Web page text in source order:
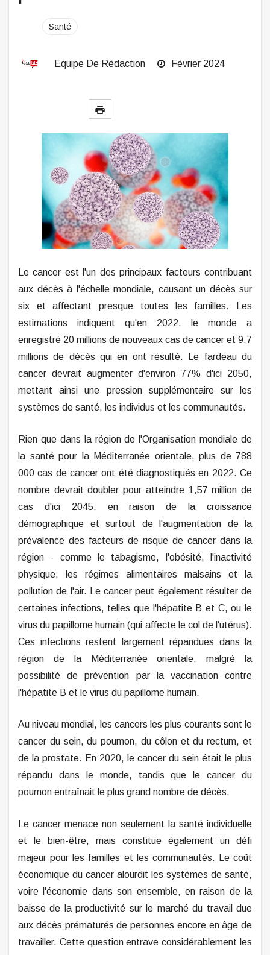
Santé
Equipe De Rédaction Février 2024
Le cancer est l'un des principaux facteurs contribuant
aux décès à l'échelle mondiale, causant un décès sur
six et affectant presque toutes les familles. Les
estimations indiquent qu'en 2022, le monde a
enregistré 20 millions de nouveaux cas de cancer et 9,7
millions de décès qui en ont résulté. Le fardeau du
cancer devrait augmenter d'environ 77% d'ici 2050,
mettant ainsi une pression supplémentaire sur les
systèmes de santé, les individus et les communautés.
Rien que dans la région de l'Organisation mondiale de
la santé pour la Méditerranée orientale, plus de 788
000 cas de cancer ont été diagnostiqués en 2022. Ce
nombre devrait doubler pour atteindre 1,57 million de
cas d'ici 2045, en raison de la croissance
démographique et surtout de l'augmentation de la
prévalence des facteurs de risque de cancer dans la
région - comme le tabagisme, l'obésité, l'inactivité
physique, les régimes alimentaires malsains et la
pollution de l'air. Le cancer peut également résulter de
certaines infections, telles que l'hépatite B et C, ou le
virus du papillome humain (qui affecte le col de l'utérus).
Ces infections restent largement répandues dans la
région de la Méditerranée orientale, malgré la
possibilité de prévention par la vaccination contre
l'hépatite B et le virus du papillome humain.
Au niveau mondial, les cancers les plus courants sont le
cancer du sein, du poumon, du côlon et du rectum, et
de la prostate. En 2020, le cancer du sein était le plus
répandu dans le monde, tandis que le cancer du
poumon entraînait le plus grand nombre de décès.
Le cancer menace non seulement la santé individuelle
et le bien-être, mais constitue également un défi
majeur pour les familles et les communautés. Le coût
économique du cancer alourdit les systèmes de santé,
voire l'économie dans son ensemble, en raison de la
baisse de la productivité sur le marché du travail due
aux décès prématurés de personnes encore en âge de
travailler. Cette question entrave considérablement les